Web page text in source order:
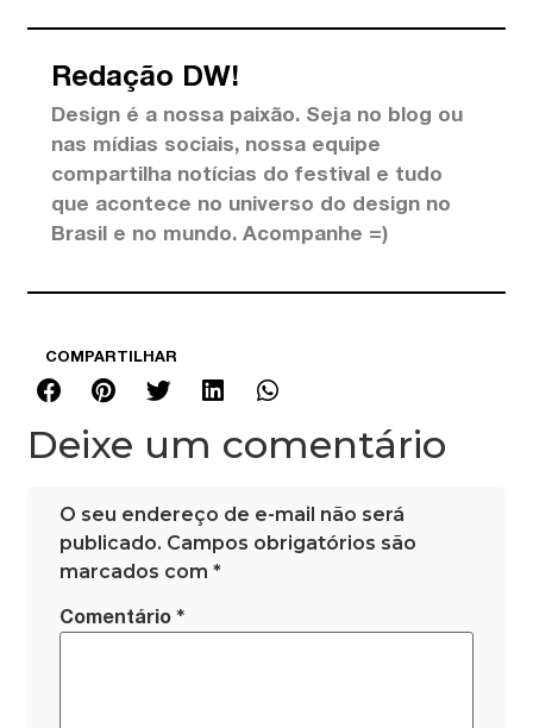
Redação DW!
Design é a nossa paixão. Seja no blog ou
nas mídias sociais, nossa equipe
compartilha notícias do festival e tudo
que acontece no universo do design no
Brasil e no mundo. Acompanhe =)
COMPARTILHAR
Deixe um comentário
O seu endereço de e-mail não será
publicado. Campos obrigatórios são
marcados com*
Comentário*